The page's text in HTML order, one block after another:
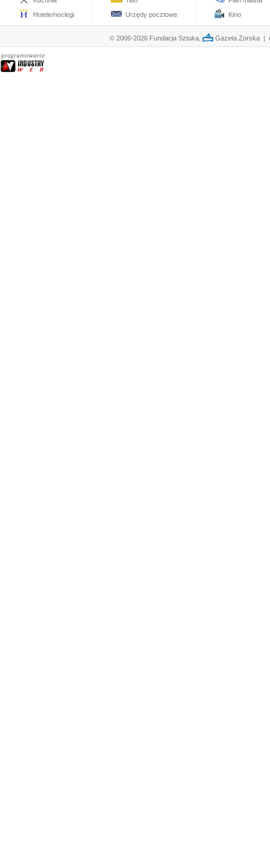
Hotele/noclegi
Urzędy pocztowe
Kino
© 2006-2026 Fundacja Sztuka, Gazeta Żorska |